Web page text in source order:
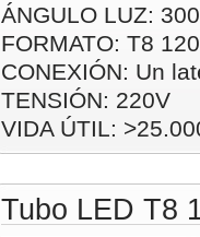
ÁNGULO LUZ:
FORMATO: T8
CONEXIÓN: Un
TENSIÓN: 220V
VIDA ÚTIL:
Tubo LED T8